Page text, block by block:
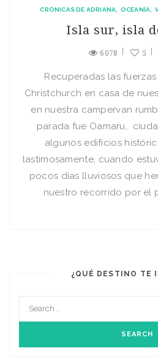
CRÓNICAS DE ADRIANA OCEANÍA
Isla sur, isla
6078 5
Recuperadas las fuerzas
Christchurch en casa de
en nuestra campervan
parada fue Oamaru,
algunos edificios
lastimosamente, cuando
pocos días lluviosos que
nuestro recorrido por el
¿QUÉ DESTINO TE